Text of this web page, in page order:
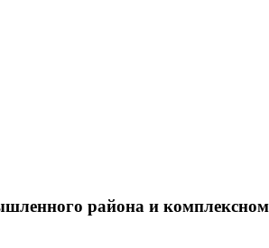
района и